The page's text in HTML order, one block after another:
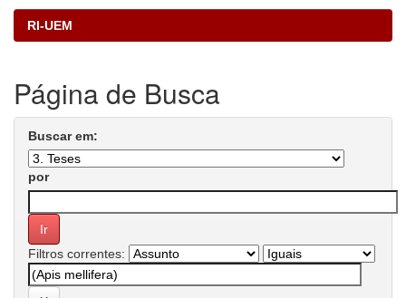
RI-UEM
Página de Busca
Buscar em:
por
Filtros correntes: